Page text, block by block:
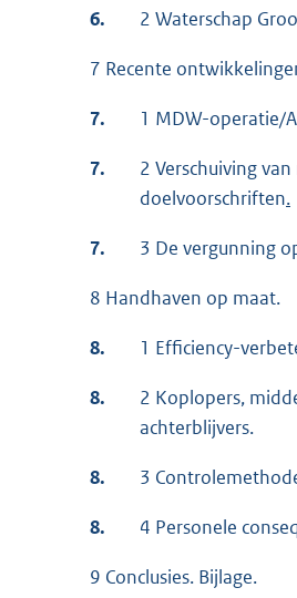
6. 2 Waterschap
7 Recente
7. 1 MDW-operatie/
7.
2 Verschuiving
doelvoorschriften.
7. 3 De vergunning
8 Handhaven op maat.
8. 1 Efficiency-
8.
2 Koplopers,
achterblijvers.
8. 3
8. 4 Personele
9 Conclusies. Bijlage.